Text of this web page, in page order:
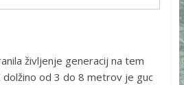
življenje generacij na tem
od 3 do 8 metrov je guc